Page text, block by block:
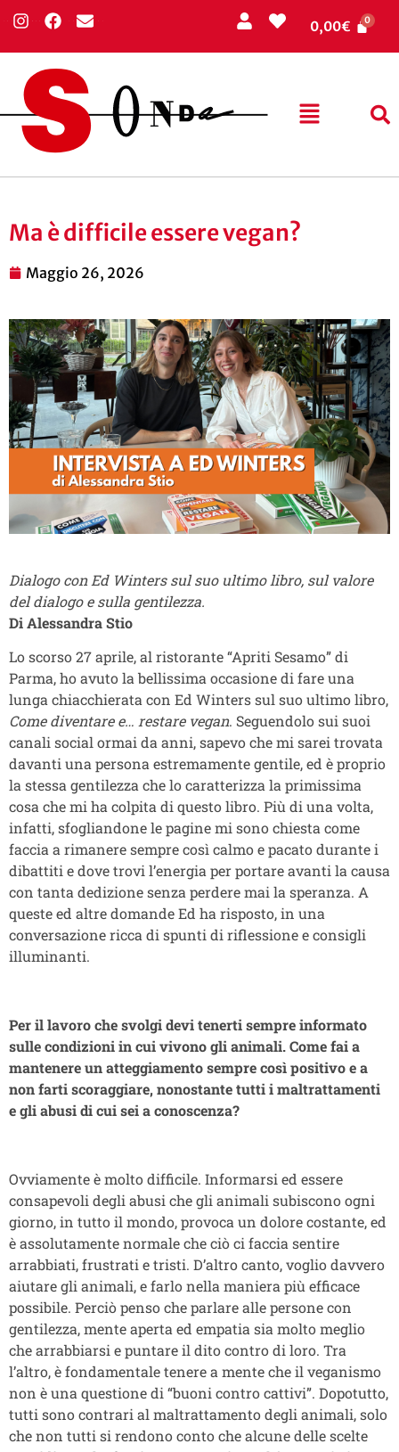
0,00€
Ma è difficile essere vegan?
Maggio 26, 2026
Dialogo con Ed Winters sul suo ultimo libro, sul valore
del dialogo e sulla gentilezza.
Di Alessandra Stio
Lo scorso 27 aprile, al ristorante “Apriti Sesamo” di
Parma, ho avuto la bellissima occasione di fare una
lunga chiacchierata con Ed Winters sul suo ultimo libro,
Come diventare e… restare vegan. Seguendolo sui suoi
canali social ormai da anni, sapevo che mi sarei trovata
davanti una persona estremamente gentile, ed è proprio
la stessa gentilezza che lo caratterizza la primissima
cosa che mi ha colpita di questo libro. Più di una volta,
infatti, sfogliandone le pagine mi sono chiesta come
faccia a rimanere sempre così calmo e pacato durante i
dibattiti e dove trovi l’energia per portare avanti la causa
con tanta dedizione senza perdere mai la speranza. A
queste ed altre domande Ed ha risposto, in una
conversazione ricca di spunti di riflessione e consigli
illuminanti.
Per il lavoro che svolgi devi tenerti sempre informato
sulle condizioni in cui vivono gli animali. Come fai a
mantenere un atteggiamento sempre così positivo e a
non farti scoraggiare, nonostante tutti i maltrattamenti
e gli abusi di cui sei a conoscenza?
Ovviamente è molto difficile. Informarsi ed essere
consapevoli degli abusi che gli animali subiscono ogni
giorno, in tutto il mondo, provoca un dolore costante, ed
è assolutamente normale che ciò ci faccia sentire
arrabbiati, frustrati e tristi. D’altro canto, voglio davvero
aiutare gli animali, e farlo nella maniera più efficace
possibile. Perciò penso che parlare alle persone con
gentilezza, mente aperta ed empatia sia molto meglio
che arrabbiarsi e puntare il dito contro di loro. Tra
l’altro, è fondamentale tenere a mente che il veganismo
non è una questione di “buoni contro cattivi”. Dopotutto,
tutti sono contrari al maltrattamento degli animali, solo
che non tutti si rendono conto che alcune delle scelte